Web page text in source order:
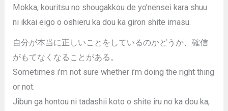
Mokka, kouritsu no shougakkou de yo’nensei kara shuu
ni ikkai eigo o oshieru ka dou ka giron shite imasu.
自分が本当に正しいことをしているのかどうか、確信
がもてなくなることがある。
Sometimes i’m not sure whether i’m doing the right thing
or not.
Jibun ga hontou ni tadashii koto o shite iru no ka dou ka,